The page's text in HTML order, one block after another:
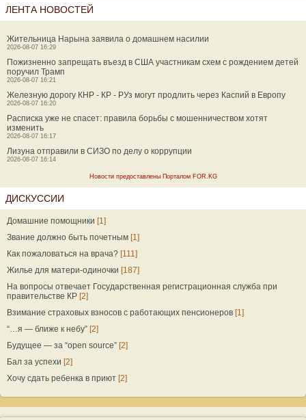
ЛЕНТА НОВОСТЕЙ
Жительница Нарына заявила о домашнем насилии
2026-08-07 16:29
Пожизненно запрещать въезд в США участникам схем с рождением детей
поручил Трамп
2026-08-07 16:21
Железную дорогу КНР - КР - РУз могут продлить через Каспий в Европу
2026-08-07 16:20
Расписка уже не спасет: правила борьбы с мошенничеством хотят
изменить
2026-08-07 16:17
Лизуна отправили в СИЗО по делу о коррупции
2026-08-07 16:14
Новости предоставлены Порталом FOR.KG
ДИСКУССИИ
Домашние помощники [1]
Звание должно быть почетным [1]
Как пожаловаться на врача? [111]
Жилье для матери-одиночки [187]
На вопросы отвечает Государственная регистрационная служба при
правительстве КР [2]
Взимание страховых взносов с работающих пенсионеров [1]
“…я — ближе к небу” [2]
Будущее — за “open source” [2]
Бал за успехи [2]
Хочу сдать ребенка в приют [2]